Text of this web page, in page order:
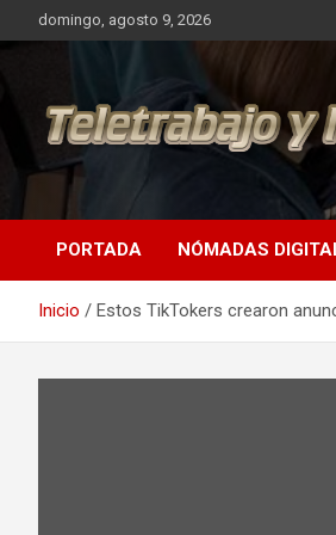
al
domingo, agosto 9, 2026
Teletrabajo
Una iniciativa de Jose Manuel Fuentes
PORTADA NÓMADAS
Inicio Estos TikTokers crearon